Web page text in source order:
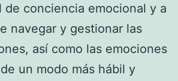
de conciencia emocional y a
navegar y gestionar las
así como las emociones
un modo más hábil y